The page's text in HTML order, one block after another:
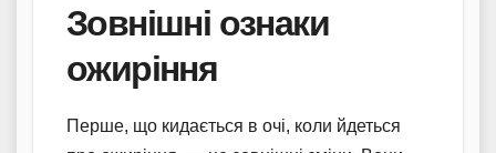
Зовнішні ознаки
ожиріння
Перше, що кидається в очі, коли йдеться